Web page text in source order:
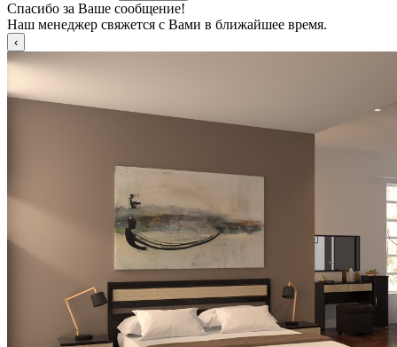
Спасибо за Ваше сообщение!
Наш менеджер свяжется с Вами в ближайшее время.